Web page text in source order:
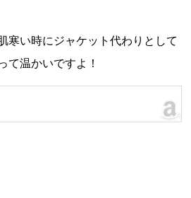
寒い時にジャケット代わりとして
て温かいですよ！